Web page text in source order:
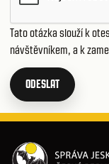
Tato otázka slouží k
návštěvníkem, a k
ODESLAT